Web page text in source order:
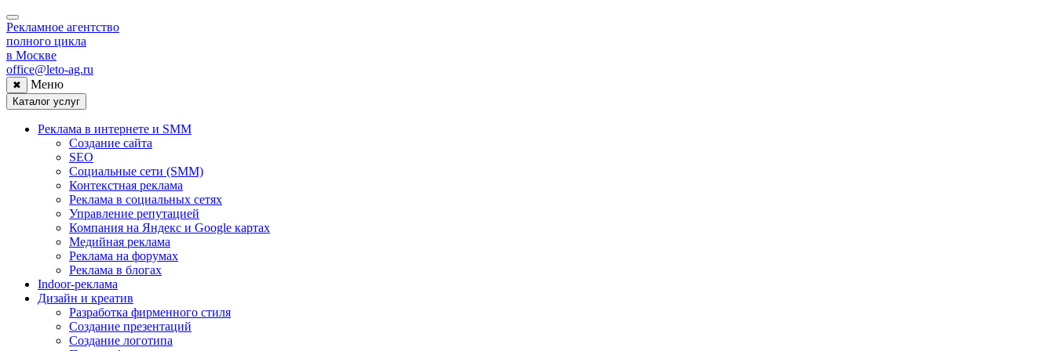
Рекламное агентство
полного цикла
в Москве
office@leto-ag.ru
✖ Меню
Каталог услуг
Реклама в интернете и SMM
Создание сайта
SEO
Социальные сети (SMM)
Контекстная реклама
Реклама в социальных сетях
Управление репутацией
Компания на Яндекс и Google картах
Медийная реклама
Реклама на форумах
Реклама в блогах
Indoor-реклама
Дизайн и креатив
Разработка фирменного стиля
Создание презентаций
Создание логотипа